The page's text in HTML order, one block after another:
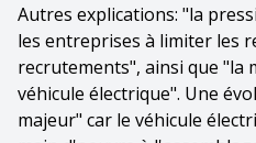
Autres explications: "la
les entreprises à limiter les
recrutements", ainsi que "la
véhicule électrique". Une
majeur" car le véhicule